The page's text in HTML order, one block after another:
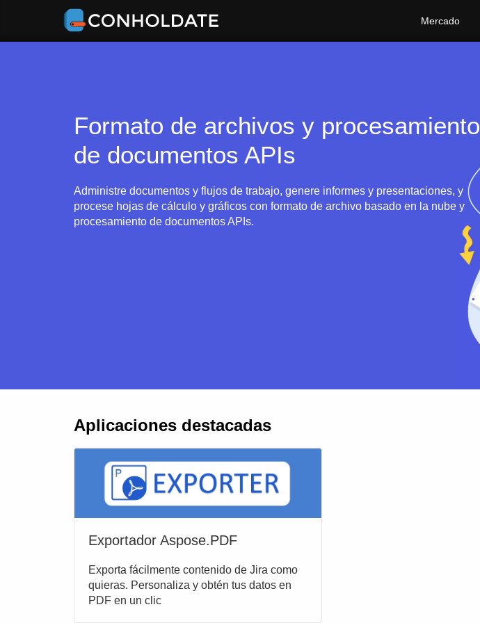
Mercado
Formato de archivos y procesamiento
de documentos APIs
Administre documentos y flujos de trabajo, genere informes y presentaciones, y
procese hojas de cálculo y gráficos con formato de archivo basado en la nube y
procesamiento de documentos APIs.
Aplicaciones destacadas
Exportador Aspose.PDF
Exporta fácilmente contenido de Jira como
quieras. Personaliza y obtén tus datos en
PDF en un clic